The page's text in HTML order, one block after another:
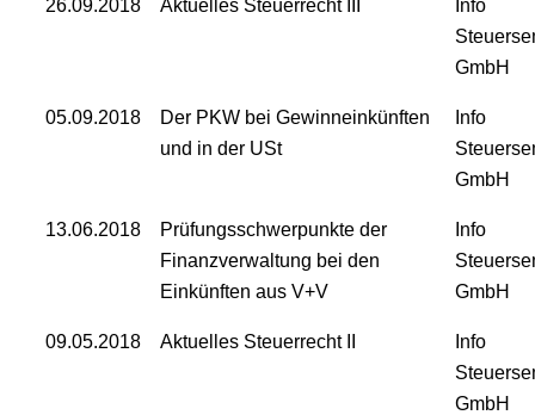
26.09.2018 Aktuelles Steuerrecht III
Info
GmbH
05.09.2018
Der PKW bei Gewinneinkünften
und in der USt
Info
GmbH
13.06.2018
Prüfungsschwerpunkte der
Finanzverwaltung bei den
Einkünften aus V+V
Info
GmbH
09.05.2018 Aktuelles Steuerrecht II
Info
GmbH